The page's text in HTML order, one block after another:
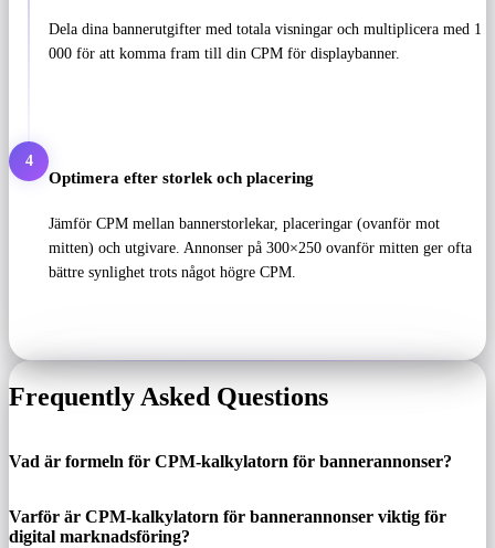
Dela dina bannerutgifter med totala visningar och multiplicera med 1
000 för att komma fram till din CPM för displaybanner.
4
Optimera efter storlek och placering
Jämför CPM mellan bannerstorlekar, placeringar (ovanför mot
mitten) och utgivare. Annonser på 300×250 ovanför mitten ger ofta
bättre synlighet trots något högre CPM.
Frequently Asked Questions
Vad är formeln för CPM-kalkylatorn för bannerannonser?
Varför är CPM-kalkylatorn för bannerannonser viktig för
digital marknadsföring?